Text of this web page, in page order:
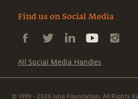
Find us on Social Media
All Social Media Handles
© 1999 - 2026 Isha Foundation. All Rights